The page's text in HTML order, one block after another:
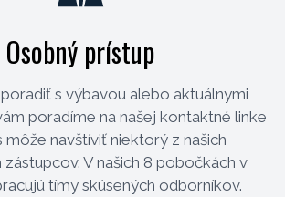
Osobný prístup
s výbavou alebo aktuálnymi
poradíme na našej kontaktné linke
môže navštíviť niektorý z našich
V našich 8 pobočkách v
tímy skúsených odborníkov.